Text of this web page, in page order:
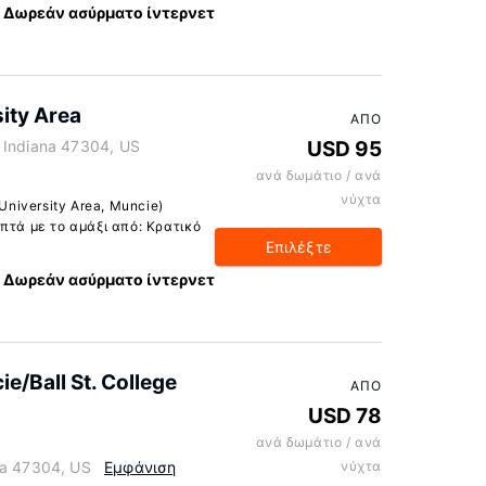
Δωρεάν ασύρματο ίντερνετ
Area
47304, US
Area, Muncie)
με το αμάξι από: Κρατικό
Δωρεάν ασύρματο ίντερνετ
ΑΠΌ
USD 95
ανά δωμάτιο / ανά
νύχτα
Επιλέξτε
Ball St. College
47304, US Εμφάνιση
ΑΠΌ
USD 78
ανά δωμάτιο / ανά
νύχτα